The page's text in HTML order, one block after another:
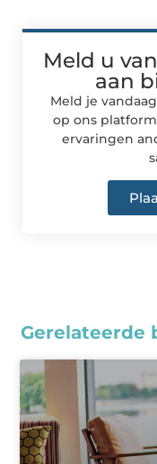
Meld u
aan
Meld je
op ons
ervaringen
Gerelateerde